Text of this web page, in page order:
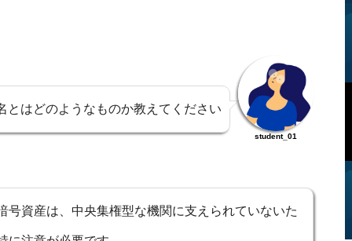
とはどのようなものか教えてください
student_01
号資産は、中央集権型な機関に支えられていないた